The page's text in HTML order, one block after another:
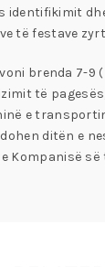
të festave
brenda
të
e
ditën e
Kompanisë